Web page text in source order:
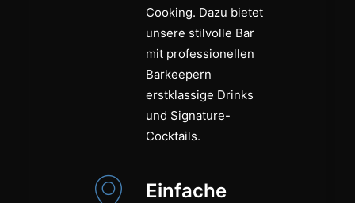
Cooking. Dazu bietet
unsere stilvolle Bar
mit professionellen
Barkeepern
erstklassige Drinks
und Signature-
Cocktails.
Einfache